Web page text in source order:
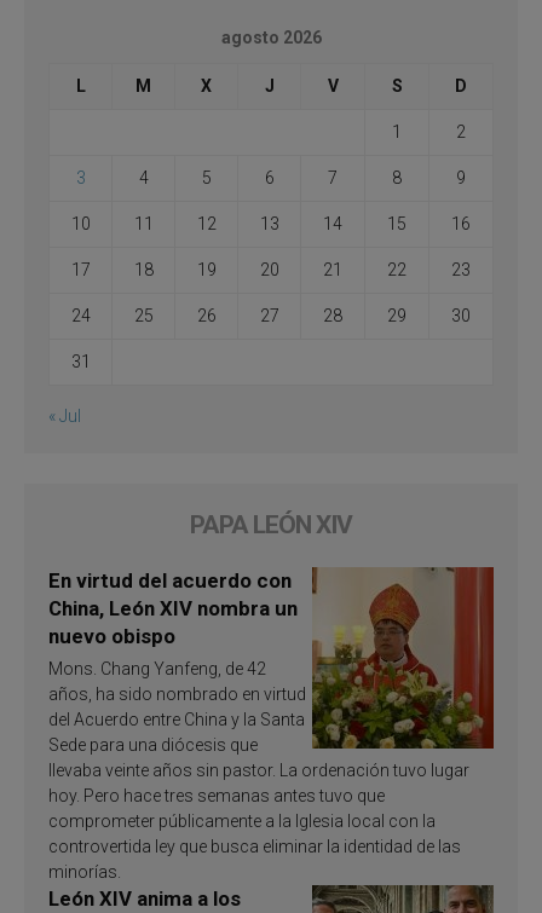
agosto 2026
L M X J V S D
1 2
3 4 5 6 7 8 9
10 11 12 13 14 15 16
17 18 19 20 21 22 23
24 25 26 27 28 29 30
31
« Jul
PAPA LEÓN XIV
En virtud del acuerdo con
China, León XIV nombra un
nuevo obispo
Mons. Chang Yanfeng, de 42
años, ha sido nombrado en virtud
del Acuerdo entre China y la Santa
Sede para una diócesis que
llevaba veinte años sin pastor. La ordenación tuvo lugar
hoy. Pero hace tres semanas antes tuvo que
comprometer públicamente a la Iglesia local con la
controvertida ley que busca eliminar la identidad de las
minorías.
León XIV anima a los